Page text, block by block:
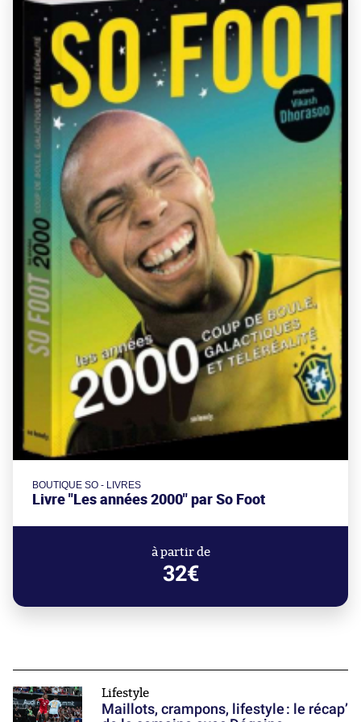
BOUTIQUE SO - LIVRES
Livre "Les années 2000" par So Foot
à partir de
32€
Lifestyle
Maillots, crampons, lifestyle : le récap’